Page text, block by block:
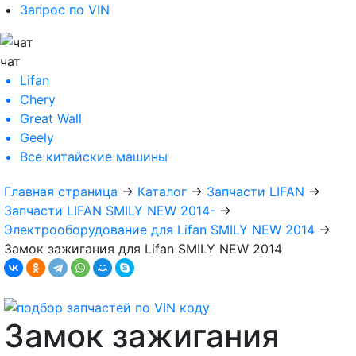
Запрос по VIN
чат
Lifan
Chery
Great Wall
Geely
Все китайские машины
Главная страница → Каталог → Запчасти LIFAN →
Запчасти LIFAN SMILY NEW 2014- →
Электрооборудование для Lifan SMILY NEW 2014 →
Замок зажигания для Lifan SMILY NEW 2014
Замок зажигания